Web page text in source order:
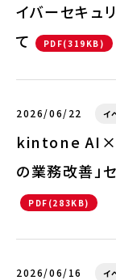
イバーセキュ
て
PDF(319KB)
2026/06/22 イ
kintone AI×
の業務改善」
PDF(283KB)
2026/06/16 イ